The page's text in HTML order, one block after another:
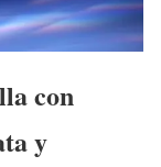
con
y